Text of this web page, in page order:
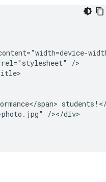
/>
span>
/></div>